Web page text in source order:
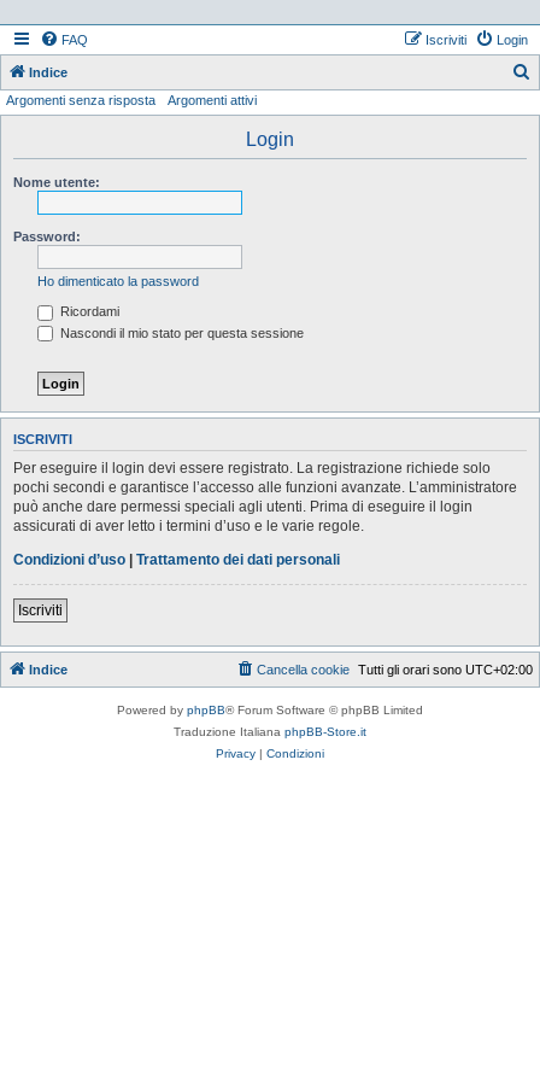
FAQ Login
Iscriviti
Indice
Argomenti senza risposta Argomenti attivi
Login
Nome utente:
Password:
Ho dimenticato la password
Ricordami
Nascondi il mio stato per questa sessione
ISCRIVITI
Per eseguire il login devi essere registrato. La registrazione richiede solo
pochi secondi e garantisce l’accesso alle funzioni avanzate. L’amministratore
può anche dare permessi speciali agli utenti. Prima di eseguire il login
assicurati di aver letto i termini d’uso e le varie regole.
Condizioni d’uso | Trattamento dei dati personali
Iscriviti
Indice Tutti gli orari sono UTC+02:00
Cancella cookie
Powered by phpBB® Forum Software © phpBB Limited
Traduzione Italiana phpBB-Store.it
Privacy | Condizioni